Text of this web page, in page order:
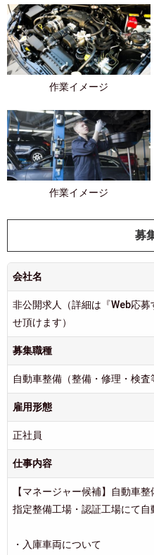
作業イメージ
作業イメージ
募
会社名
非公開求人（詳細は『Web応
せ頂けます）
募集職種
自動車整備（整備・修理・検査
雇用形態
正社員
仕事内容
【マネージャー候補】自動車
指定整備工場・認証工場にて自
・入庫車両について